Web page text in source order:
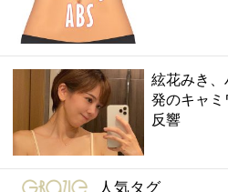
絃花みき
発のキャ
反響
gravure-grazie
人気タグ